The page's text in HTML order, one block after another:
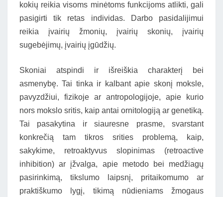
kokių reikia visoms minėtoms funkcijoms atlikti, gali
pasigirti tik retas individas. Darbo pasidalijimui
reikia įvairių žmonių, įvairių skonių, įvairių
sugebėjimų, įvairių įgūdžių.
Skoniai atspindi ir išreiškia charakterį bei
asmenybę. Tai tinka ir kalbant apie skonį moksle,
pavyzdžiui, fizikoje ar antropologijoje, apie kurio
nors mokslo sritis, kaip antai ornitologiją ar genetiką.
Tai pasakytina ir siauresne prasme, svarstant
konkrečią tam tikros srities problemą, kaip,
sakykime, retroaktyvus slopinimas (retroactive
inhibition) ar įžvalga, apie metodo bei medžiagų
pasirinkimą, tikslumo laipsnį, pritaikomumo ar
praktiškumo lygį, tikimą nūdieniams žmogaus